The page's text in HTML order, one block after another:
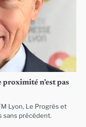
proximité n’est pas
Lyon, Le Progrès et
sans précédent.